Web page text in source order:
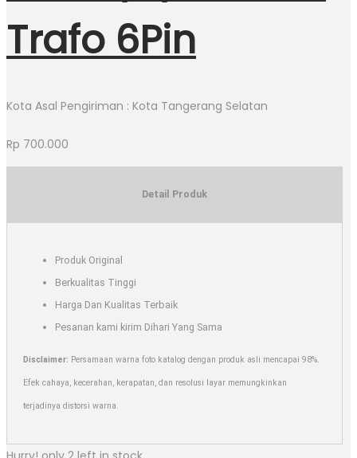
Trafo 6Pin
Kota Asal Pengiriman : Kota Tangerang Selatan
Rp 700.000
Detail Produk
Produk Original
Berkualitas Tinggi
Harga Dan Kualitas Terbaik
Pesanan kami kirim Dihari Yang Sama
Disclaimer: Persamaan warna foto katalog dengan produk asli mencapai 98%.
Efek cahaya, kecerahan, kerapatan, dan resolusi layar memungkinkan
terjadinya distorsi warna.